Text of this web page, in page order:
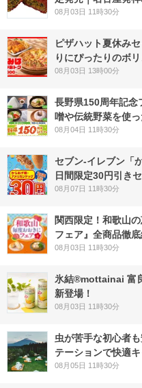
08月03日 11時30分
ピザハット夏休み
りにぴったりのボ
08月03日 13時00分
長野県150周年記
噌や伝統野菜を使
08月04日 11時30分
セブン‐イレブン「
日間限定30円引き
08月07日 11時30分
関西限定！和歌山
フェア』全商品徹
08月03日 11時30分
氷結®mottainai 富
新登場！
08月03日 11時30分
虫が苦手な初心者
テーションで快適
08月05日 11時30分